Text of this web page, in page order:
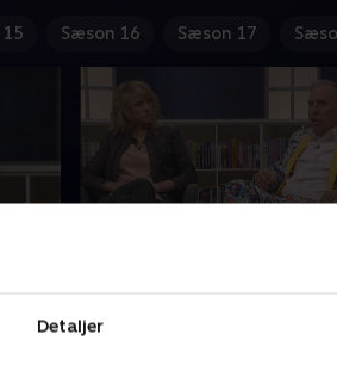
Detaljer
Sæson 16 Sæson 17
Skal man advare en ny